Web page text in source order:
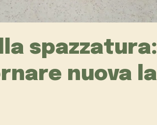
spazzatura:
nuova la